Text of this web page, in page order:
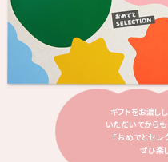
ギフトをお渡し
いただいてから
「おめでとセレ
ぜひ楽